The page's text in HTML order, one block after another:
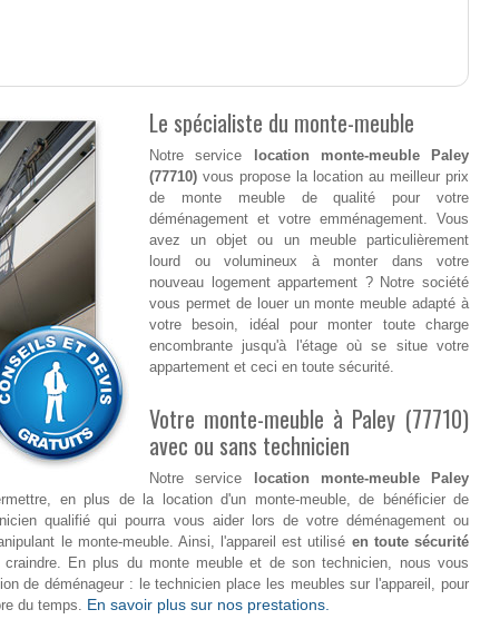
Le spécialiste du monte-meuble
Notre service
location monte-meuble Paley
(77710) vous propose la location au meilleur prix
de monte meuble de qualité pour votre
déménagement et votre emménagement. Vous
avez un objet ou un meuble particulièrement
lourd ou volumineux à monter dans votre
nouveau logement appartement ? Notre société
vous permet de louer un monte meuble adapté à
votre besoin, idéal pour monter toute charge
encombrante jusqu'à l'étage où se situe votre
appartement et ceci en toute sécurité.
Votre monte-meuble à Paley (77710)
avec ou sans technicien
Notre service
location monte-meuble Paley
en plus de la location d'un monte-meuble, de bénéficier de
qualifié qui pourra vous aider lors de votre déménagement ou
le monte-meuble. Ainsi, l'appareil est utilisé en toute sécurité
En plus du monte meuble et de son technicien, nous vous
de déménageur : le technicien place les meubles sur l'appareil, pour
du temps. En savoir plus sur nos prestations.